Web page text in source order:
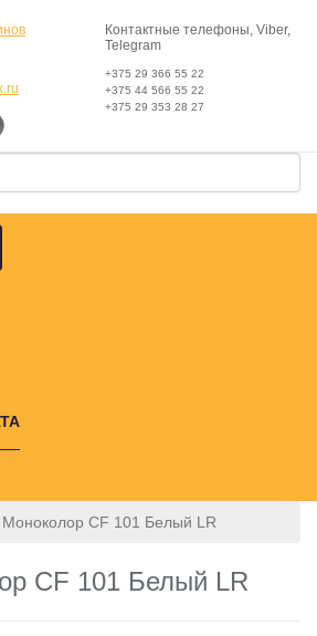
Контактные телефоны, Viber,
Telegram
+375 29 366 55 22
+375 44 566 55 22
+375 29 353 28 27
Моноколор CF 101 Белый LR
CF 101 Белый LR